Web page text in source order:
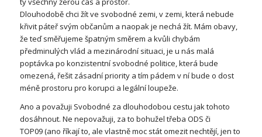
Dlouhodobě chci žít ve svobodné zemi, v zemi, která nebude
křivit páteř svým občanům a naopak je nechá žít. Mám obavy,
že teď směřujeme špatným směrem a kvůli chybám
předminulých vlád a mezinárodní situaci, je u nás malá
poptávka po konzistentní svobodné politice, která bude
omezená, řešit zásadní priority a tím pádem v ní bude o dost
méně prostoru pro korupci a legální loupeže.
Ano a považuji Svobodné za dlouhodobou cestu jak tohoto
dosáhnout. Ne nepovažuji, za to bohužel třeba ODS či
TOP09 (ano říkají to, ale vlastně moc stát omezit nechtějí, jen to